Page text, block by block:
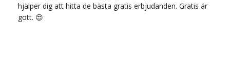
hjälper dig att hitta de bästa gratis erbjudanden. Gratis är
gott. 😍